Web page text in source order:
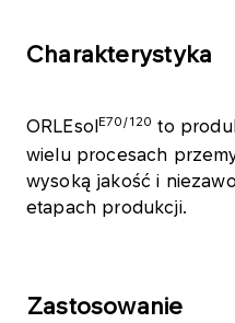
Charakterystyka
ORLEsolE70/120 to
wielu procesach
wysoką jakość i
etapach produkcji.
Zastosowanie